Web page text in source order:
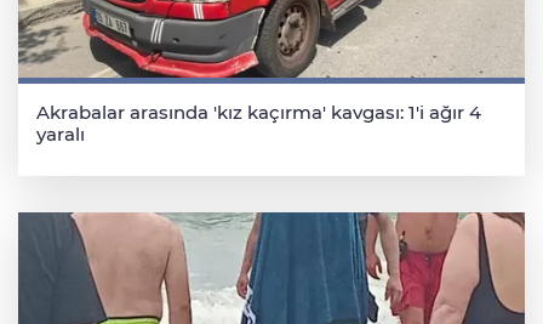
Akrabalar arasında 'kız kaçırma' kavgası: 1'i ağır 4
yaralı